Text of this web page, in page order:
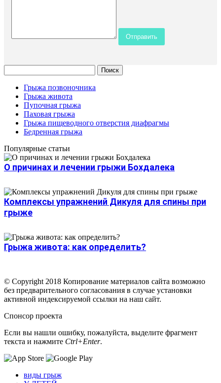
Грыжа позвоночника
Грыжа живота
Пупочная грыжа
Паховая грыжа
Грыжа пищеводного отверстия диафрагмы
Бедренная грыжа
Популярные статьи
О причинах и лечении грыжи Бохдалека
Комплексы упражнений Дикуля для спины при
грыже
Грыжа живота: как определить?
© Copyright 2018 Копирование материалов сайта возможно
без предварительного согласования в случае установки
активной индексируемой ссылки на наш сайт.
Спонсор проекта
Если вы нашли ошибку, пожалуйста, выделите фрагмент
текста и нажмите Ctrl+Enter.
виды грыж